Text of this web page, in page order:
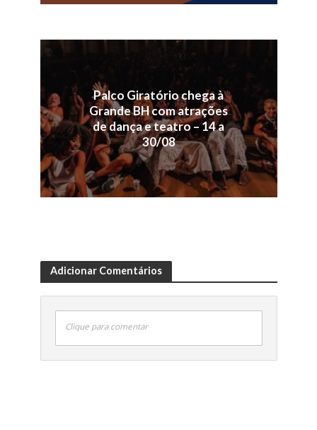
Palco Giratório chega à
Grande BH com atrações
de dança e teatro – 14 a
30/08
Adicionar Comentários
Clique para comentar